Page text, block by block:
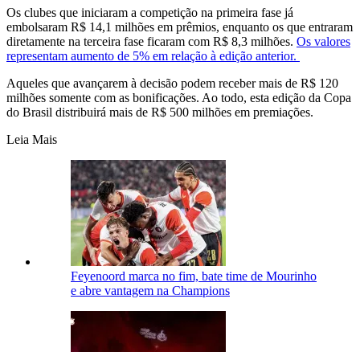
Os clubes que iniciaram a competição na primeira fase já
embolsaram R$ 14,1 milhões em prêmios, enquanto os que entraram
diretamente na terceira fase ficaram com R$ 8,3 milhões. Os valores
representam aumento de 5% em relação à edição anterior.
Aqueles que avançarem à decisão podem receber mais de R$ 120
milhões somente com as bonificações. Ao todo, esta edição da Copa
do Brasil distribuirá mais de R$ 500 milhões em premiações.
Leia Mais
Feyenoord marca no fim, bate time de Mourinho
e abre vantagem na Champions